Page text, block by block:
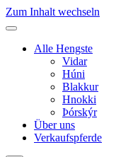
Zum Inhalt wechseln
Alle Hengste
Vidar
Húni
Blakkur
Hnokki
Þórskýr
Über uns
Verkaufspferde